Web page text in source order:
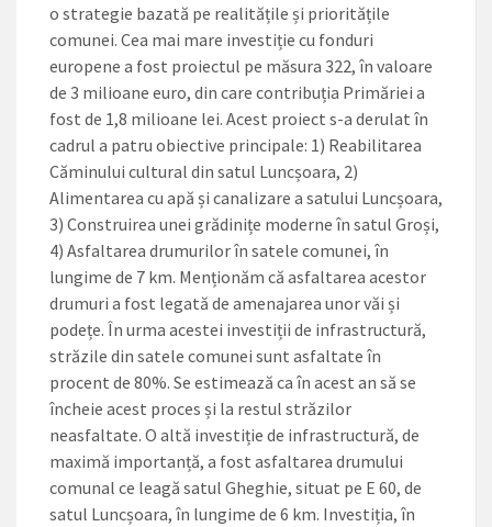
o strategie bazată pe realitățile și prioritățile
comunei. Cea mai mare investiție cu fonduri
europene a fost proiectul pe măsura 322, în valoare
de 3 milioane euro, din care contribuția Primăriei a
fost de 1,8 milioane lei. Acest proiect s-a derulat în
cadrul a patru obiective principale: 1) Reabilitarea
Căminului cultural din satul Luncșoara, 2)
Alimentarea cu apă și canalizare a satului Luncșoara,
3) Construirea unei grădinițe moderne în satul Groși,
4) Asfaltarea drumurilor în satele comunei, în
lungime de 7 km. Menționăm că asfaltarea acestor
drumuri a fost legată de amenajarea unor văi și
podețe. În urma acestei investiții de infrastructură,
străzile din satele comunei sunt asfaltate în
procent de 80%. Se estimează ca în acest an să se
încheie acest proces și la restul străzilor
neasfaltate. O altă investiție de infrastructură, de
maximă importanță, a fost asfaltarea drumului
comunal ce leagă satul Gheghie, situat pe E 60, de
satul Luncșoara, în lungime de 6 km. Investiția, în